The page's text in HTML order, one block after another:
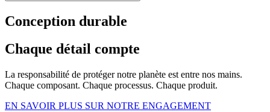
Conception durable
Chaque détail compte
La responsabilité de protéger notre planète est entre nos mains.
Chaque composant. Chaque processus. Chaque produit.
EN SAVOIR PLUS SUR NOTRE ENGAGEMENT